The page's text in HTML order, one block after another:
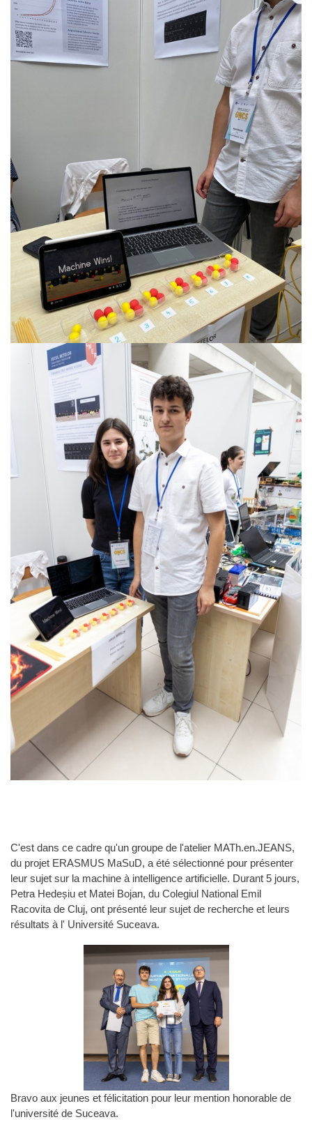
C'est dans ce cadre qu'un groupe de l'atelier MATh.en.JEANS,
du projet ERASMUS MaSuD, a été sélectionné pour présenter
leur sujet sur la machine à intelligence artificielle. Durant 5 jours,
Petra Hedeșiu et Matei Bojan, du Colegiul National Emil
Racovita de Cluj, ont présenté leur sujet de recherche et leurs
résultats à l' Université Suceava.
Bravo aux jeunes et félicitation pour leur mention honorable de
l'université de Suceava.